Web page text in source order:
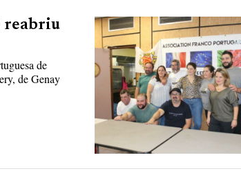
reabriu
de
de Genay